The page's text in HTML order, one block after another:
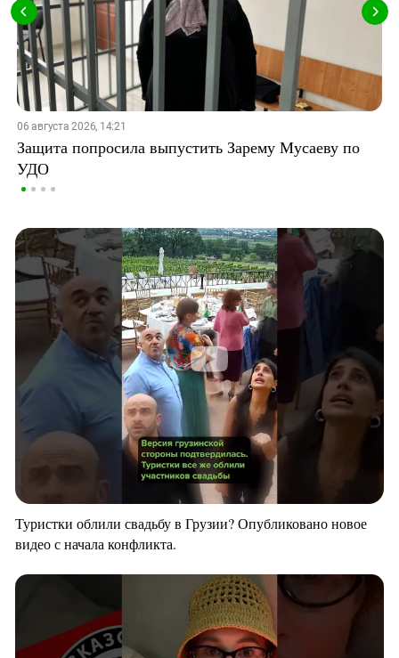
06 августа 2026, 14:21
Защита попросила выпустить Зарему Мусаеву по
УДО
Туристки облили свадьбу в Грузии? Опубликовано новое
видео с начала конфликта.